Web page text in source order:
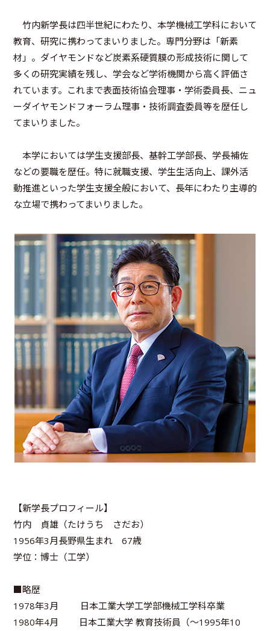
竹内新学長は四半世紀にわたり、本学機械工学科において
教育、研究に携わってまいりました。専門分野は「新素
材」。ダイヤモンドなど炭素系硬質膜の形成技術に関して
多くの研究実績を残し、学会など学術機関から高く評価さ
れています。これまで表面技術協会理事・学術委員長、ニュ
ーダイヤモンドフォーラム理事・技術調査委員等を歴任し
てまいりました。
本学においては学生支援部長、基幹工学部長、学長補佐
などの要職を歴任。特に就職支援、学生生活向上、課外活
動推進といった学生支援全般において、長年にわたり主導的
な立場で携わってまいりました。
【新学長プロフィール】
竹内 貞雄（たけうち さだお）
1956年3月長野県生まれ 67歳
学位：博士（工学）
■略歴
1978年3月 日本工業大学工学部機械工学科卒業
1980年4月 日本工業大学 教育技術員（～1995年10